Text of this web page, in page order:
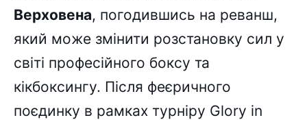
Верховена, погодившись на реванш,
який може змінити розстановку сил у
світі професійного боксу та
кікбоксингу. Після феєричного
поєдинку в рамках турніру Glory in